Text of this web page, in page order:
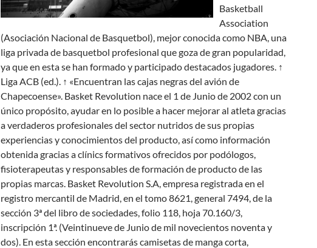
Basketball
Association
(Asociación Nacional de Basquetbol), mejor conocida como NBA, una
liga privada de basquetbol profesional que goza de gran popularidad,
ya que en esta se han formado y participado destacados jugadores. ↑
Liga ACB (ed.). ↑ «Encuentran las cajas negras del avión de
Chapecoense». Basket Revolution nace el 1 de Junio de 2002 con un
único propósito, ayudar en lo posible a hacer mejorar al atleta gracias
a verdaderos profesionales del sector nutridos de sus propias
experiencias y conocimientos del producto, así como información
obtenida gracias a clínics formativos ofrecidos por podólogos,
fisioterapeutas y responsables de formación de producto de las
propias marcas. Basket Revolution S.A, empresa registrada en el
registro mercantil de Madrid, en el tomo 8621, general 7494, de la
sección 3ª del libro de sociedades, folio 118, hoja 70.160/3,
inscripción 1ª. (Veintinueve de Junio de mil novecientos noventa y
dos). En esta sección encontrarás camisetas de manga corta,